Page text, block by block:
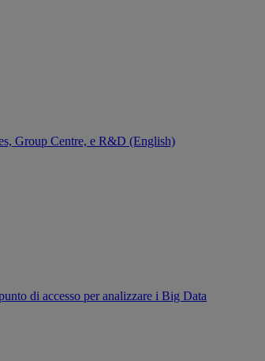
Group Centre, e R&D (English)
di accesso per analizzare i Big Data